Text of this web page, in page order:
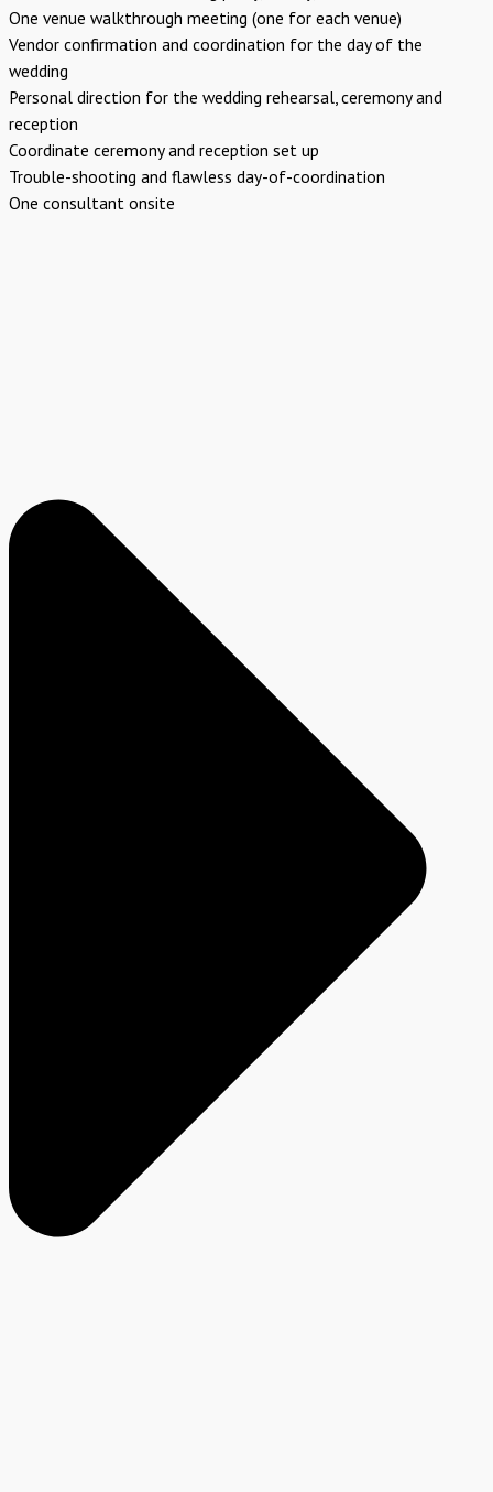
One venue walkthrough meeting (one for each venue)
Vendor confirmation and coordination for the day of the
wedding
Personal direction for the wedding rehearsal, ceremony and
reception
Coordinate ceremony and reception set up
Trouble-shooting and flawless day-of-coordination
One consultant onsite